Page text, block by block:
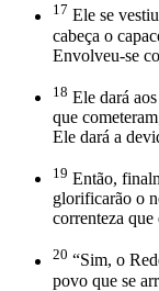
17 Ele se
cabeça o
Envolveu-se
18 Ele dará
que
Ele dará a
19 Então,
glorificarão o
correnteza
20 “Sim, o
povo que se